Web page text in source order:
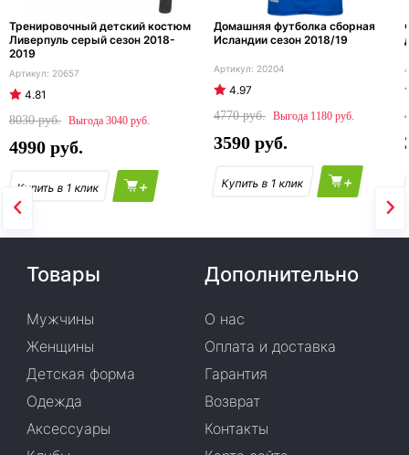
Тренировочный детский костюм
Ливерпуль серый сезон 2018-
2019
20657
4.81
8030
3040
4990
+
Домашняя футболка сборная
Исландии сезон 2018/19
20204
4.97
4770
1180
3590
+
Товары
Мужчины
Женщины
Детская форма
Одежда
Аксессуары
Дополнительно
О нас
Оплата и доставка
Гарантия
Возврат
Контакты